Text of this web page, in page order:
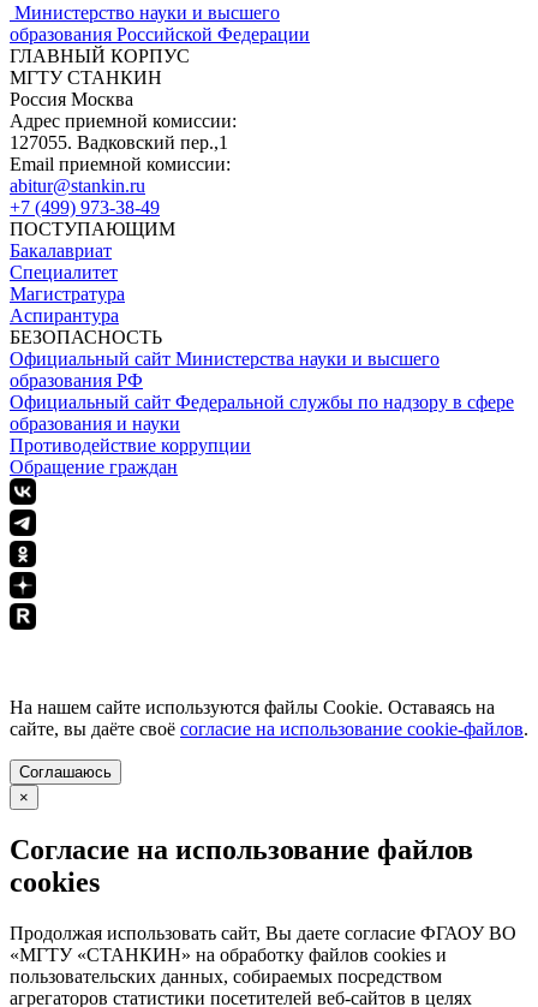
Министерство науки и высшего
образования Российской Федерации
ГЛАВНЫЙ КОРПУС
МГТУ СТАНКИН
Россия Москва
Адрес приемной комиссии:
127055. Вадковский пер.,1
Email приемной комиссии:
abitur@stankin.ru
+7 (499) 973-38-49
ПОСТУПАЮЩИМ
Бакалавриат
Специалитет
Магистратура
Аспирантура
БЕЗОПАСНОСТЬ
Официальный сайт Министерства науки и высшего
образования РФ
Официальный сайт Федеральной службы по надзору в сфере
образования и науки
Противодействие коррупции
Обращение граждан
На нашем сайте используются файлы Cookie. Оставаясь на
сайте, вы даёте своё согласие на использование cookie-файлов.
Соглашаюсь
×
Согласие на использование файлов
cookies
Продолжая использовать сайт, Вы даете согласие ФГАОУ ВО
«МГТУ «СТАНКИН» на обработку файлов cookies и
пользовательских данных, собираемых посредством
агрегаторов статистики посетителей веб-сайтов в целях